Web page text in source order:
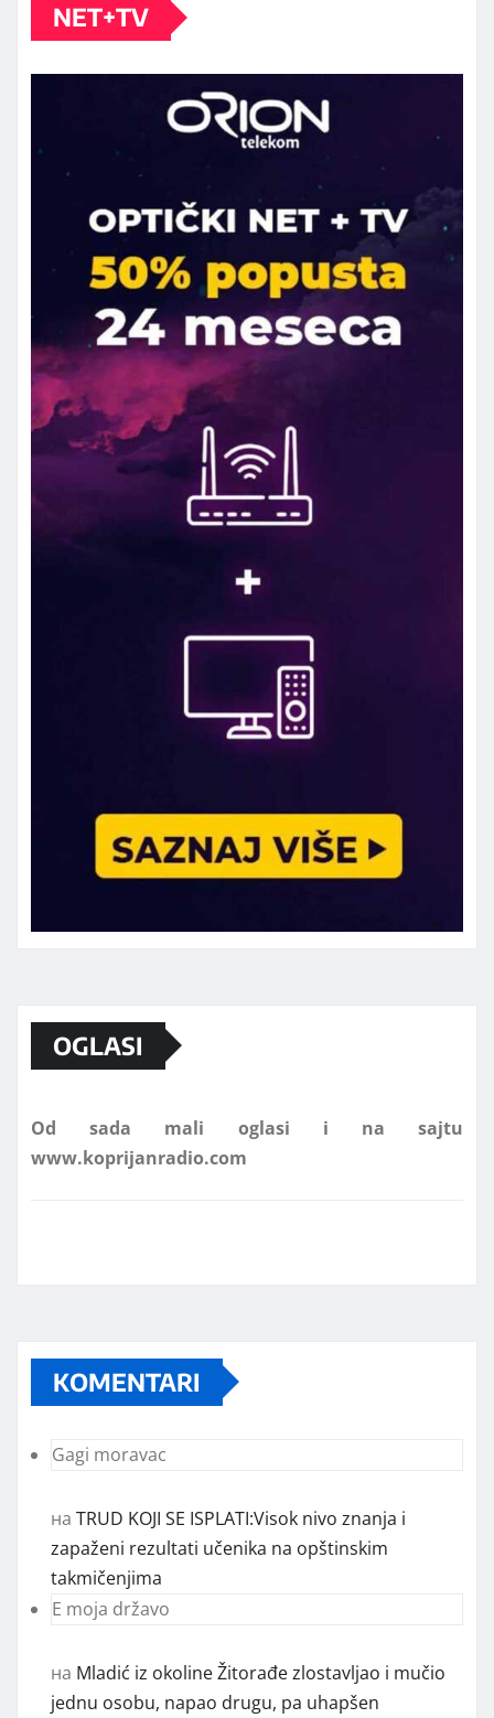
NET+TV
OGLASI
Od sada mali oglasi i na sajtu
KOMENTARI
Gagi moravac
на TRUD KOJI SE ISPLATI:Visok nivo znanja i
zapaženi rezultati učenika na opštinskim
takmičenjima
E moja državo
на Mladić iz okoline Žitorađe zlostavljao i mučio
jednu osobu, napao drugu, pa uhapšen